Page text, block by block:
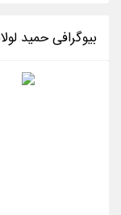
بیوگرافی حمید